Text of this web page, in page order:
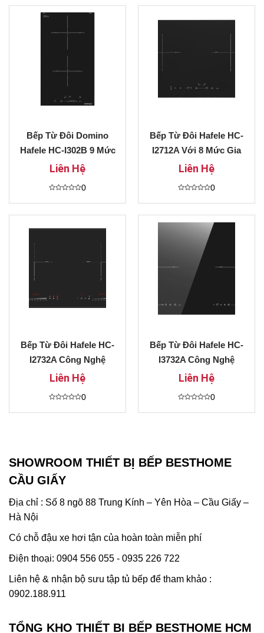
0
5
0
sao
Bếp Từ Đôi Domino
Hafele HC-I302B 9 Mức
Gia Nhiệt Giá Ưu Đãi
Liên Hệ
xếp
0
sao
0
Bếp Từ Đôi Hafele HC-
I2712A Với 8 Mức Gia
Nhiệt Ưu Đãi Lớn
Liên Hệ
xếp
0
5
0
Bếp Từ Đôi Hafele HC-
I2732A Công Nghệ
Inverter Tiết Kiệm Điện
Liên Hệ
xếp
0
Bếp Từ Đôi Hafele HC-
I3732A Công Nghệ
Inverter Tiết Kiệm Điện
Liên Hệ
xếp
0
SHOWROOM THIẾT BỊ BẾP BESTHOME
CẦU GIẤY
Địa chỉ : Số 8 ngõ 88 Trung Kính – Yên Hòa – Cầu Giấy –
Hà Nội
Có chỗ đậu xe hơi tận của hoàn toàn miễn phí
Điện thoại: 0904 556 055 - 0935 226 722
Liên hệ & nhận bộ sưu tập tủ bếp để tham khảo :
0902.188.911
TỔNG KHO THIẾT BỊ BẾP BESTHOME HCM